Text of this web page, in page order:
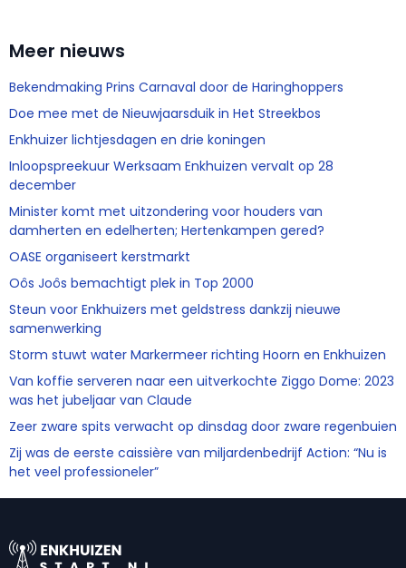
Meer nieuws
Bekendmaking Prins Carnaval door de Haringhoppers
Doe mee met de Nieuwjaarsduik in Het Streekbos
Enkhuizer lichtjesdagen en drie koningen
Inloopspreekuur Werksaam Enkhuizen vervalt op 28
december
Minister komt met uitzondering voor houders van
damherten en edelherten; Hertenkampen gered?
OASE organiseert kerstmarkt
Oôs Joôs bemachtigt plek in Top 2000
Steun voor Enkhuizers met geldstress dankzij nieuwe
samenwerking
Storm stuwt water Markermeer richting Hoorn en Enkhuizen
Van koffie serveren naar een uitverkochte Ziggo Dome: 2023
was het jubeljaar van Claude
Zeer zware spits verwacht op dinsdag door zware regenbuien
Zij was de eerste caissière van miljardenbedrijf Action: “Nu is
het veel professioneler”